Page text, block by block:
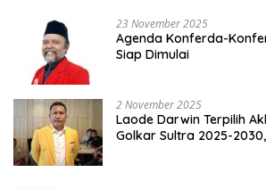
23 November 2025
Agenda Konferda-
Siap Dimulai
2 November 2025
Laode Darwin Terpilih
Golkar Sultra 2025-